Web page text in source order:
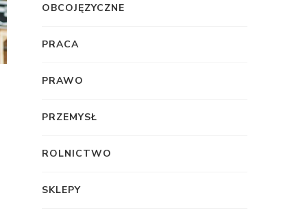
OBCOJĘZYCZNE
PRACA
PRAWO
PRZEMYSŁ
ROLNICTWO
SKLEPY